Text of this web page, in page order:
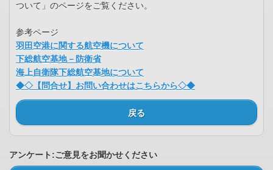
ついて」のページをご覧ください。
参考ページ
羽田空港に関する航空機について
下総航空基地－防衛省
海上自衛隊下総航空基地について
◆◇【問合せ】お問い合わせはこちらから◇◆
戻る
アンケート:ご意見をお聞かせください